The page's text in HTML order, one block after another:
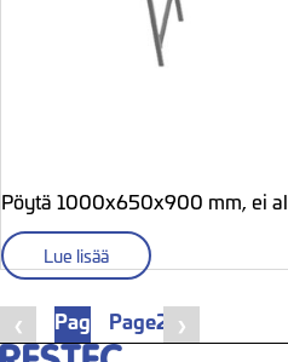
Pöytä 1000x650x900 mm, ei
Lue lisää
❮ Page 1Page2 ❯